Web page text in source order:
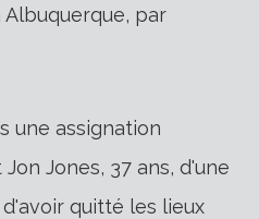
par
une assignation
Jones, 37 ans, d'une
quitté les lieux